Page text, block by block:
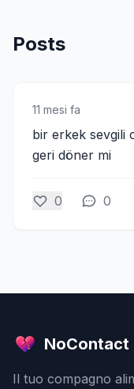
Posts
11 mesi fa
bir erkek sevgili
geri döner mi
0 0
NoContact
Il tuo compagno